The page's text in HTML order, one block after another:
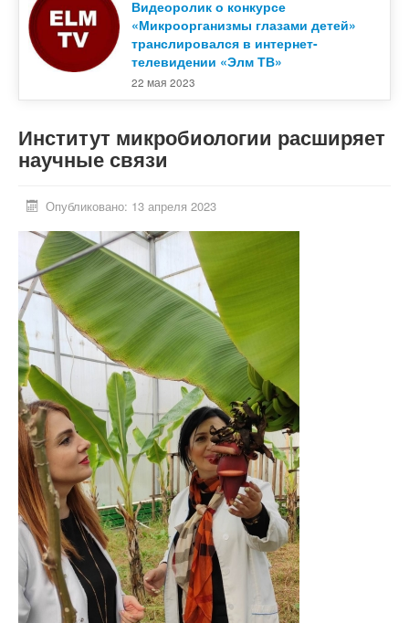
Видеоролик о конкурсе
«Микроорганизмы глазами детей»
транслировался в интернет-
телевидении «Элм ТВ»
22 мая 2023
Институт микробиологии расширяет
научные связи
Опубликовано: 13 апреля 2023